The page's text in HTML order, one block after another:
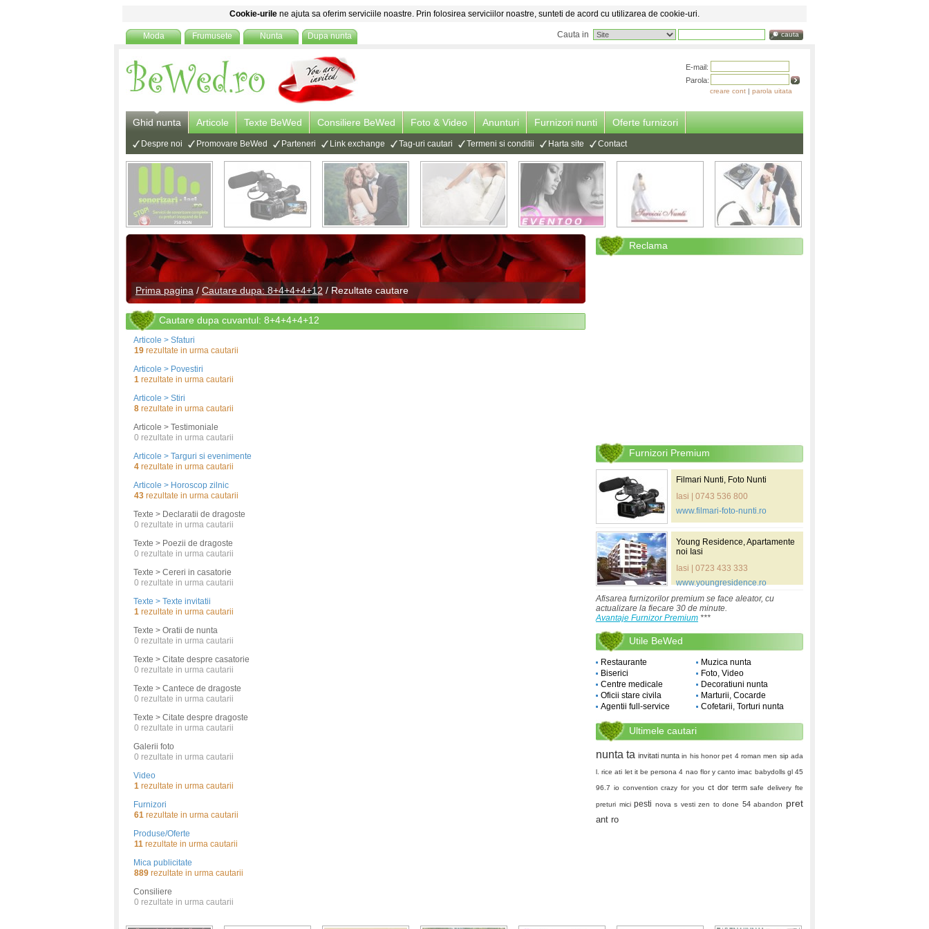
Cookie-urile ne ajuta sa oferim serviciile noastre. Prin folosirea serviciilor noastre, sunteti de acord cu utilizarea de cookie-uri.
Moda Frumusete Nunta Dupa nunta Cauta in cauta
E-mail:
Parola:
creare cont | parola uitata
Ghid nunta Articole Texte BeWed Consiliere BeWed Foto & Video Anunturi Furnizori nunti Oferte furnizori
Despre noi Promovare BeWed Parteneri Link exchange Tag-uri cautari Termeni si conditii Harta site Contact
Prima pagina / Cautare dupa: 8+4+4+4+12/ Rezultate cautare
Cautare dupa cuvantul: 8+4+4+4+12
Articole > Sfaturi
19 rezultate in urma cautarii
Articole > Povestiri
1 rezultate in urma cautarii
Articole > Stiri
8 rezultate in urma cautarii
Articole > Testimoniale
0 rezultate in urma cautarii
Articole > Targuri si evenimente
4 rezultate in urma cautarii
Articole > Horoscop zilnic
43 rezultate in urma cautarii
Texte > Declaratii de dragoste
0 rezultate in urma cautarii
Texte > Poezii de dragoste
0 rezultate in urma cautarii
Texte > Cereri in casatorie
0 rezultate in urma cautarii
Texte > Texte invitatii
1 rezultate in urma cautarii
Texte > Oratii de nunta
0 rezultate in urma cautarii
Texte > Citate despre casatorie
0 rezultate in urma cautarii
Texte > Cantece de dragoste
0 rezultate in urma cautarii
Texte > Citate despre dragoste
0 rezultate in urma cautarii
Galerii foto
0 rezultate in urma cautarii
Video
1 rezultate in urma cautarii
Furnizori
61 rezultate in urma cautarii
Produse/Oferte
11 rezultate in urma cautarii
Mica publicitate
889 rezultate in urma cautarii
Consiliere
0 rezultate in urma cautarii
Reclama
Furnizori Premium
Filmari Nunti, Foto Nunti
Iasi | 0743 536 800
www.filmari-foto-nunti.ro
Young Residence, Apartamente
noi Iasi
Iasi | 0723 433 333
www.youngresidence.ro
Afisarea furnizorilor premium se face aleator, cu
actualizare la fiecare 30 de minute.
Avantaje Furnizor Premium ***
Utile BeWed
Restaurante
Biserici
Centre medicale
Oficii stare civila
Agentii full-service
Muzica nunta
Foto, Video
Decoratiuni nunta
Marturii, Cocarde
Cofetarii, Torturi nunta
Ultimele cautari
nunta ta invitati nunta in his honor pet 4 roman men sip ada
l. rice ati let it be persona 4 nao flor y canto imac babydolls gl 45
96.7 io convention crazy for you ct dor term safe delivery fte
preturi mici pesti nova s vesti zen to done 54 abandon pret
ant ro